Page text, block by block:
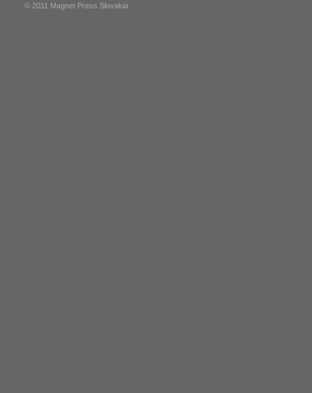
© 2011 Magnet Press Slovakia